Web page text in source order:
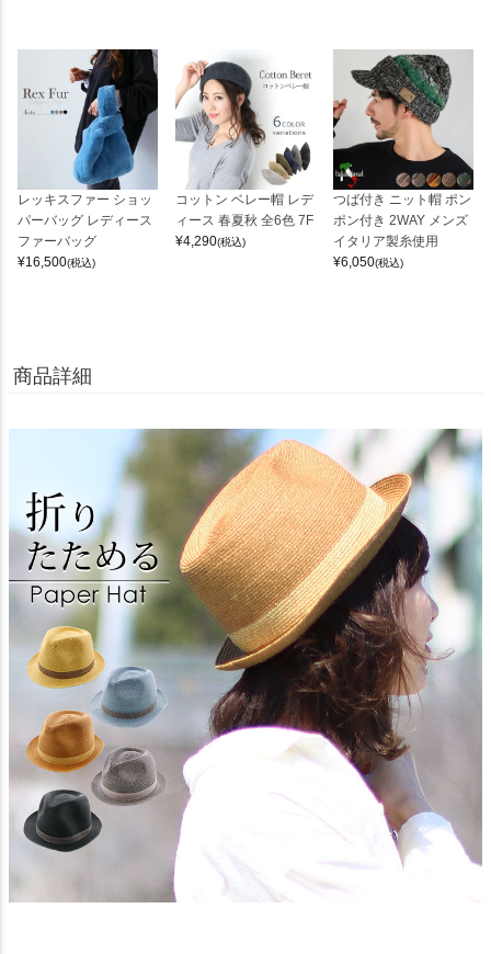
レッキスファー ショッ
パーバッグ レディース
ファーバッグ
¥16,500(税込)
コットン ベレー帽 レデ
ィース 春夏秋 全6色 7F
¥4,290(税込)
つば付き ニット帽 ポン
ポン付き 2WAY メンズ
イタリア製糸使用
¥6,050(税込)
商品詳細